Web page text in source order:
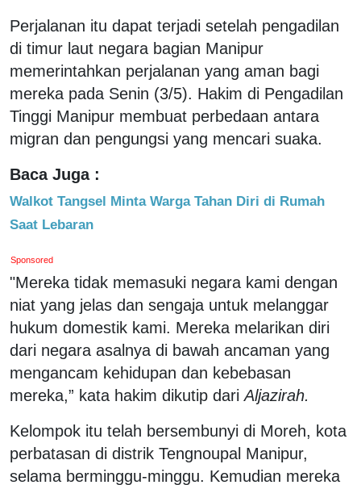
Perjalanan itu dapat terjadi setelah pengadilan
di timur laut negara bagian Manipur
memerintahkan perjalanan yang aman bagi
mereka pada Senin (3/5). Hakim di Pengadilan
Tinggi Manipur membuat perbedaan antara
migran dan pengungsi yang mencari suaka.
Baca Juga :
Walkot Tangsel Minta Warga Tahan Diri di Rumah
Saat Lebaran
Sponsored
"Mereka tidak memasuki negara kami dengan
niat yang jelas dan sengaja untuk melanggar
hukum domestik kami. Mereka melarikan diri
dari negara asalnya di bawah ancaman yang
mengancam kehidupan dan kebebasan
mereka,” kata hakim dikutip dariAljazirah.
Kelompok itu telah bersembunyi di Moreh, kota
perbatasan di distrik Tengnoupal Manipur,
selama berminggu-minggu. Kemudian mereka